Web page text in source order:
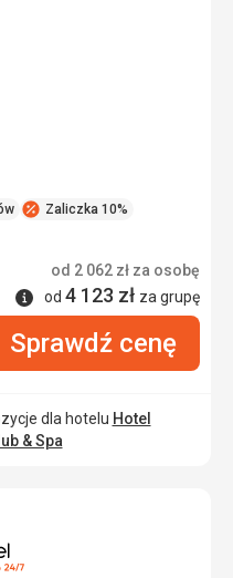
Zaliczka 10%
od 2 062 zł za osobę
Informacje
od 4 123 zł za grupę
Sprawdź cenę
dla hotelu Hotel
& Spa